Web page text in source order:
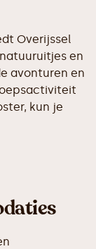
Overijssel
en
avonturen en
kun je